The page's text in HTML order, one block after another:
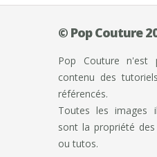
© Pop Couture
Pop Couture n'est
contenu des
référencés.
Toutes les images
sont la propriété
ou tutos.